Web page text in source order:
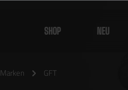
SHOP NEU
Marken GFT